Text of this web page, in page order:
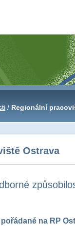
/ Regionální
Ostrava
na RP